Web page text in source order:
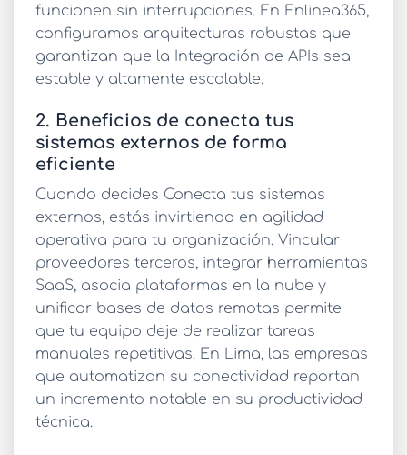
funcionen sin interrupciones. En Enlinea365,
configuramos arquitecturas robustas que
garantizan que la
Integración de APIs sea
estable y altamente escalable.
2. Beneficios de conecta tus
sistemas externos de forma
eficiente
Cuando decides Conecta tus sistemas
externos, estás invirtiendo en agilidad
operativa para tu organización. Vincular
proveedores terceros, integrar herramientas
SaaS, asocia plataformas en la nube y
unificar bases de datos remotas permite
que tu equipo deje de realizar tareas
manuales repetitivas. En Lima, las empresas
que automatizan su conectividad reportan
un incremento notable en su productividad
técnica.